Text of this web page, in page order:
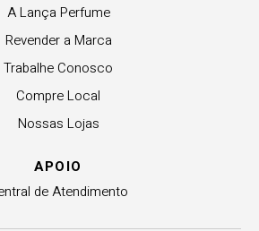
A Lança Perfume
Revender a Marca
Trabalhe Conosco
Compre Local
Nossas Lojas
APOIO
de Atendimento